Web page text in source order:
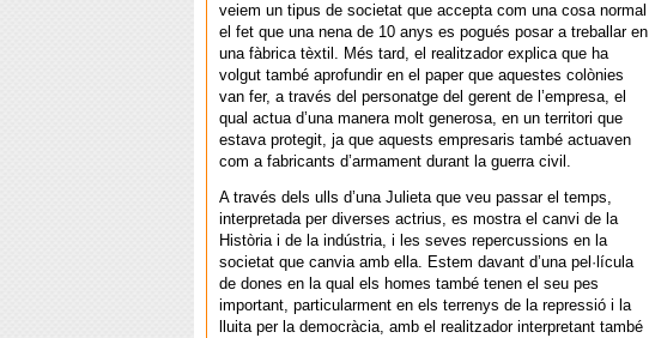
veiem un tipus de societat que accepta com una cosa normal
el fet que una nena de 10 anys es pogués posar a treballar en
una fàbrica tèxtil. Més tard, el realitzador explica que ha
volgut també aprofundir en el paper que aquestes colònies
van fer, a través del personatge del gerent de l’empresa, el
qual actua d’una manera molt generosa, en un territori que
estava protegit, ja que aquests empresaris també actuaven
com a fabricants d’armament durant la guerra civil.
A través dels ulls d’una Julieta que veu passar el temps,
interpretada per diverses actrius, es mostra el canvi de la
Història i de la indústria, i les seves repercussions en la
societat que canvia amb ella. Estem davant d’una pel·lícula
de dones en la qual els homes també tenen el seu pes
important, particularment en els terrenys de la repressió i la
lluita per la democràcia, amb el realitzador interpretant també